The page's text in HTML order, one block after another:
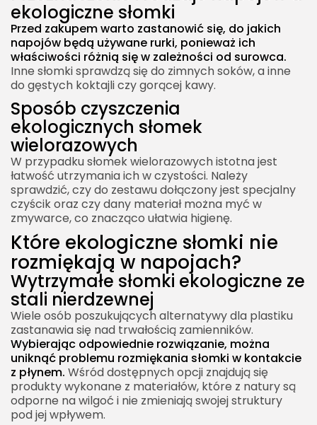
ekologiczne słomki
Przed zakupem warto zastanowić się, do jakich
napojów będą używane rurki, ponieważ ich
właściwości różnią się w zależności od surowca.
Inne słomki sprawdzą się do zimnych soków, a inne
do gęstych koktajli czy gorącej kawy.
Sposób czyszczenia
ekologicznych słomek
wielorazowych
W przypadku słomek wielorazowych istotna jest
łatwość utrzymania ich w czystości. Należy
sprawdzić, czy do zestawu dołączony jest specjalny
czyścik oraz czy dany materiał można myć w
zmywarce, co znacząco ułatwia higienę.
Które ekologiczne słomki nie
rozmiękają w napojach?
Wytrzymałe słomki ekologiczne ze
stali nierdzewnej
Wiele osób poszukujących alternatywy dla plastiku
zastanawia się nad trwałością zamienników.
Wybierając odpowiednie rozwiązanie, można
uniknąć problemu rozmiękania słomki w kontakcie
z płynem. Wśród dostępnych opcji znajdują się
produkty wykonane z materiałów, które z natury są
odporne na wilgoć i nie zmieniają swojej struktury
pod jej wpływem.